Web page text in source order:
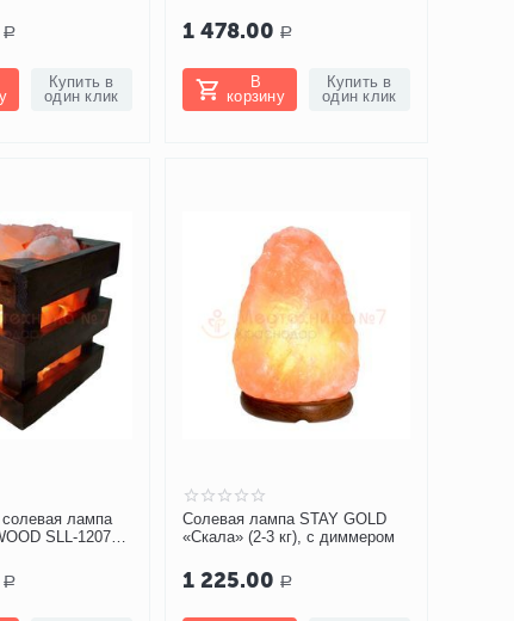
Р
Купить в
один клик
1 478.00 Р
В
корзину
Купить в
один клик
солевая лампа
SLL-12070-
Р
Солевая лампа STAY GOLD
«Скала» (2-3 кг), с диммером
1 225.00 Р